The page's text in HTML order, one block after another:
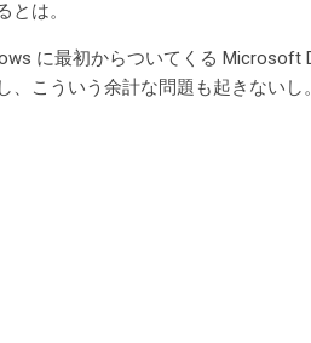
は。
に最初からついてくる Microsoft
こういう余計な問題も起きないし。